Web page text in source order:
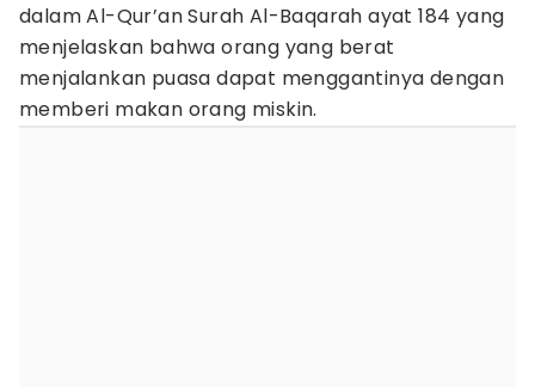
dalam Al-Qur’an Surah Al-Baqarah ayat 184 yang
menjelaskan bahwa orang yang berat
menjalankan puasa dapat menggantinya dengan
memberi makan orang miskin.